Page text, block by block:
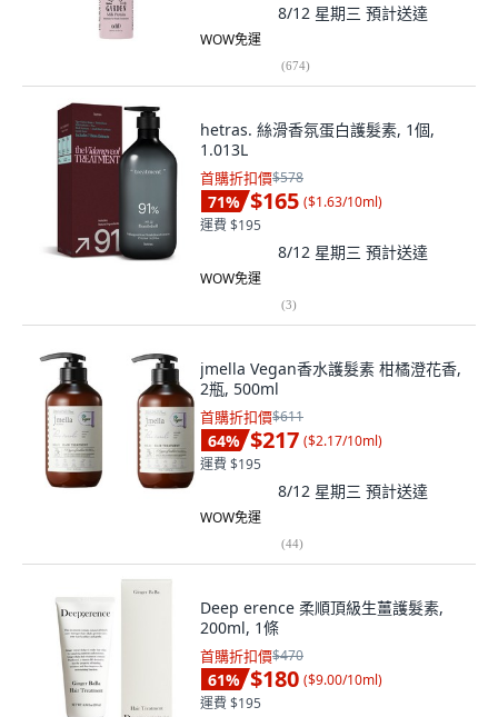
8/12 星期三 預計送達
WOW免運
(674)
hetras. 絲滑香氛蛋白護髮素, 1個,
1.013L
首購折扣價$578
71% $165 ($1.63/10ml)
運費 $195
8/12 星期三 預計送達
WOW免運
(3)
jmella Vegan香水護髮素 柑橘澄花香,
2瓶, 500ml
首購折扣價$611
64% $217 ($2.17/10ml)
運費 $195
8/12 星期三 預計送達
WOW免運
(44)
Deep erence 柔順頂級生薑護髮素,
200ml, 1條
首購折扣價$470
61% $180 ($9.00/10ml)
運費 $195